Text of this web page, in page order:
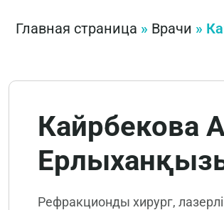
Главная страница » Врачи »
Кайрбекова
Рефракционды хирург,